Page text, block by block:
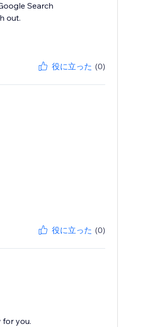
Search
out.
役に立った (0)
役に立った (0)
for you.